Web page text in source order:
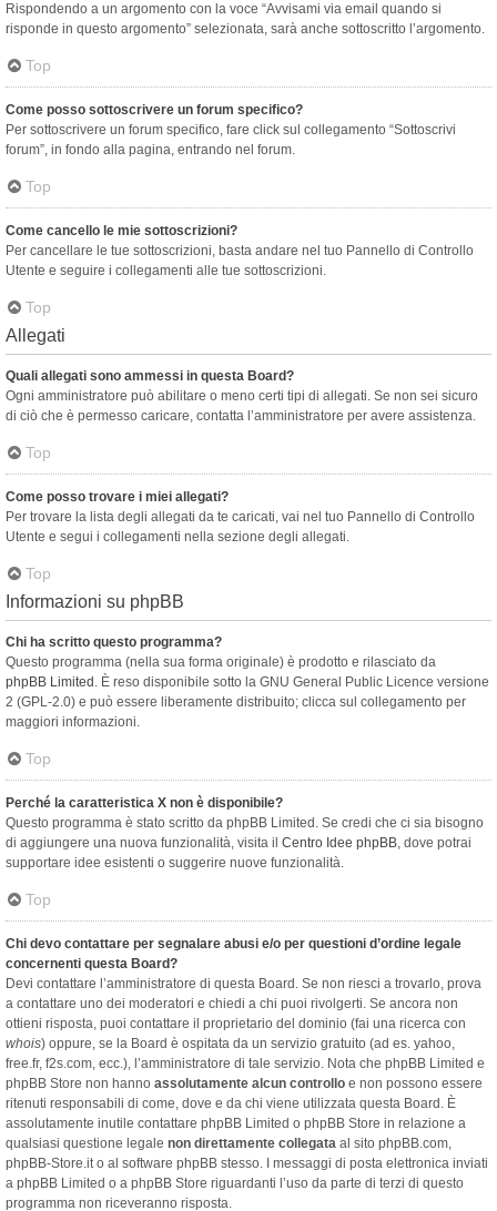
Rispondendo a un argomento con la voce “Avvisami via email quando si
risponde in questo argomento” selezionata, sarà anche sottoscritto l’argomento.
Top
Come posso sottoscrivere un forum specifico?
Per sottoscrivere un forum specifico, fare click sul collegamento “Sottoscrivi
forum”, in fondo alla pagina, entrando nel forum.
Top
Come cancello le mie sottoscrizioni?
Per cancellare le tue sottoscrizioni, basta andare nel tuo Pannello di Controllo
Utente e seguire i collegamenti alle tue sottoscrizioni.
Top
Allegati
Quali allegati sono ammessi in questa Board?
Ogni amministratore può abilitare o meno certi tipi di allegati. Se non sei sicuro
di ciò che è permesso caricare, contatta l’amministratore per avere assistenza.
Top
Come posso trovare i miei allegati?
Per trovare la lista degli allegati da te caricati, vai nel tuo Pannello di Controllo
Utente e segui i collegamenti nella sezione degli allegati.
Top
Informazioni su phpBB
Chi ha scritto questo programma?
Questo programma (nella sua forma originale) è prodotto e rilasciato da
phpBB Limited . È reso disponibile sotto la GNU General Public Licence versione
2 (GPL-2.0) e può essere liberamente distribuito; clicca sul collegamento per
maggiori informazioni.
Top
Perché la caratteristica X non è disponibile?
Questo programma è stato scritto da phpBB Limited. Se credi che ci sia bisogno
di aggiungere una nuova funzionalità, visita il Centro Idee phpBB, dove potrai
supportare idee esistenti o suggerire nuove funzionalità.
Top
Chi devo contattare per segnalare abusi e/o per questioni d’ordine legale
concernenti questa Board?
Devi contattare l’amministratore di questa Board. Se non riesci a trovarlo, prova
a contattare uno dei moderatori e chiedi a chi puoi rivolgerti. Se ancora non
ottieni risposta, puoi contattare il proprietario del dominio (fai una ricerca con
whois) oppure, se la Board è ospitata da un servizio gratuito (ad es. yahoo,
free.fr, f2s.com, ecc.), l’amministratore di tale servizio. Nota che phpBB Limited e
phpBB Store non hanno assolutamente alcun controllo e non possono essere
ritenuti responsabili di come, dove e da chi viene utilizzata questa Board. È
assolutamente inutile contattare phpBB Limited o phpBB Store in relazione a
qualsiasi questione legale non direttamente collegata al sito phpBB.com,
phpBB-Store.it o al software phpBB stesso. I messaggi di posta elettronica inviati
a phpBB Limited o a phpBB Store riguardanti l’uso da parte di terzi di questo
programma non riceveranno risposta.